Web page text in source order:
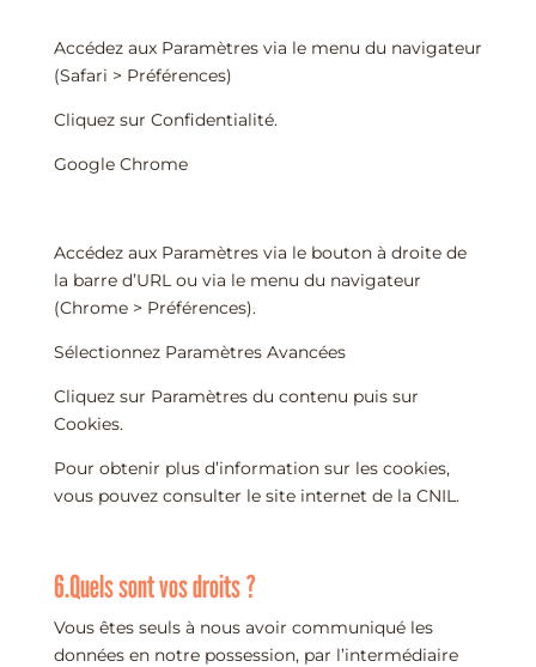
Accédez aux Paramètres via le menu du navigateur
(Safari > Préférences)
Cliquez sur Confidentialité.
Google Chrome
Accédez aux Paramètres via le bouton à droite de
la barre d’URL ou via le menu du navigateur
(Chrome > Préférences).
Sélectionnez Paramètres Avancées
Cliquez sur Paramètres du contenu puis sur
Cookies.
Pour obtenir plus d’information sur les cookies,
vous pouvez consulter le site internet de la CNIL.
6.Quels sont vos droits ?
Vous êtes seuls à nous avoir communiqué les
données en notre possession, par l’intermédiaire